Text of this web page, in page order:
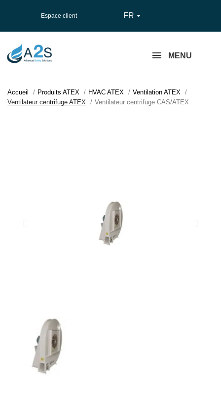
Espace client FR 
MENU
Accueil Produits ATEX HVAC ATEX
Ventilation ATEX
Ventilateur centrifuge ATEX
Ventilateur centrifuge CAS/ATEX